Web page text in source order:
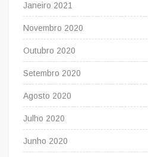
Janeiro 2021
Novembro 2020
Outubro 2020
Setembro 2020
Agosto 2020
Julho 2020
Junho 2020